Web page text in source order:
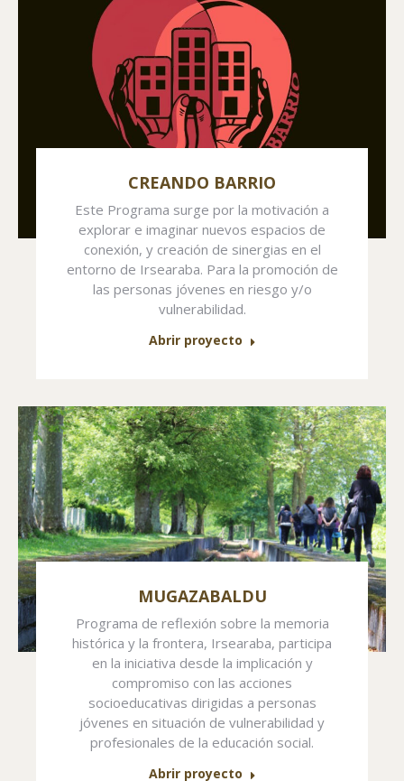
CREANDO BARRIO
Este Programa surge por la motivación a
explorar e imaginar nuevos espacios de
conexión, y creación de sinergias en el
entorno de Irsearaba. Para la promoción de
las personas jóvenes en riesgo y/o
vulnerabilidad.
Abrir proyecto
MUGAZABALDU
Programa de reflexión sobre la memoria
histórica y la frontera, Irsearaba, participa
en la iniciativa desde la implicación y
compromiso con las acciones
socioeducativas dirigidas a personas
jóvenes en situación de vulnerabilidad y
profesionales de la educación social.
Abrir proyecto